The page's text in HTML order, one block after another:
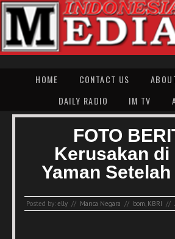
HOME CONTACT US
DAILY RADIO
IM TV
FOTO
Kerusakan di
Yaman
Posted by: elly // Manca Negara // bom KBRI //